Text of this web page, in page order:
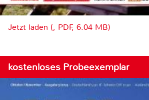
Jetzt laden (, PDF, 6.04 MB)
kostenloses Probeexemplar